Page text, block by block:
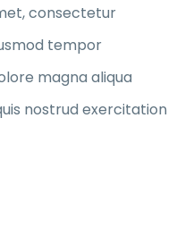
consectetur
tempor
magna aliqua
nostrud exercitation